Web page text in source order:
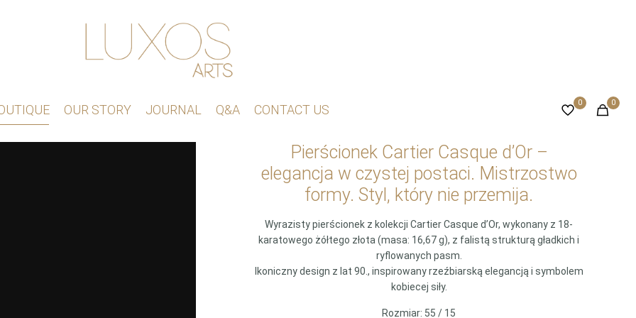
OUR STORY JOURNAL Q&A CONTACT US 0 0
Pierścionek Cartier Casque d’Or –
elegancja w czystej postaci. Mistrzostwo
formy. Styl, który nie przemija.
Wyrazisty pierścionek z kolekcji Cartier Casque d’Or, wykonany z 18-
karatowego żółtego złota (masa: 16,67 g), z falistą strukturą gładkich i
ryflowanych pasm.
Ikoniczny design z lat 90., inspirowany rzeźbiarską elegancją i symbolem
kobiecej siły.
Rozmiar: 55 / 15